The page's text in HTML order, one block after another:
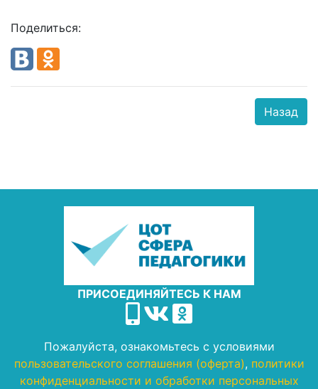
Поделиться:
Назад
ПРИСОЕДИНЯЙТЕСЬ К НАМ
Пожалуйста, ознакомьтесь с условиями
пользовательского соглашения (оферта), политики
конфиденциальности и обработки персональных